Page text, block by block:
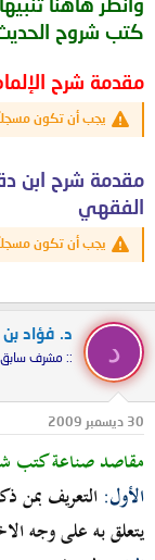
كتب شروح
مقدمة شرح
يجب أن تكون
مقدمة شرح ابن
الفقهي
يجب أن تكون
د
د. فؤاد
:: مشرف
30 ديسمبر 2009
مقاصد صناعة كتب
الأول: التعريف بمن
يتعلق به على وجه